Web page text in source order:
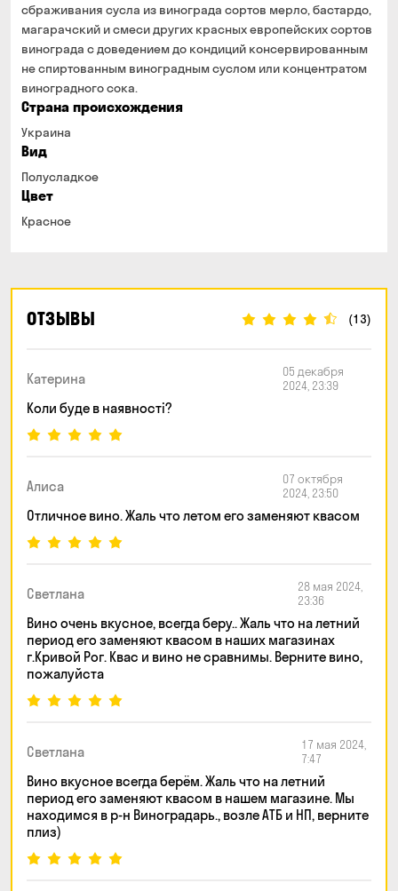
сбраживания сусла из винограда сортов мерло, бастардо,
магарачский и смеси других красных европейских сортов
винограда с доведением до кондиций консервированным
не спиртованным виноградным суслом или концентратом
виноградного сока.
Страна происхождения
Украина
Вид
Полусладкое
Цвет
Красное
ОТЗЫВЫ (13)
Катерина
05 декабря
2024, 23:39
Коли буде в наявності?
Алиса
07 октября
2024, 23:50
Отличное вино. Жаль что летом его заменяют квасом
Светлана
28 мая 2024,
23:36
Вино очень вкусное, всегда беру.. Жаль что на летний
период его заменяют квасом в наших магазинах
г.Кривой Рог. Квас и вино не сравнимы. Верните вино,
пожалуйста
Светлана
17 мая 2024,
7:47
Вино вкусное всегда берём. Жаль что на летний
период его заменяют квасом в нашем магазине. Мы
находимся в р-н Виноградарь., возле АТБ и НП, верните
плиз)